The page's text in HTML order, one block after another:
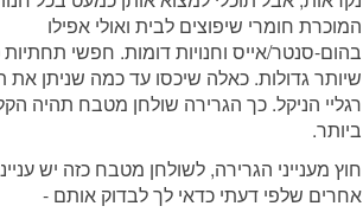
המוכרת חומרי שיפוצים לבית ואולי אפילו
בהום-סנטר/אייס וחנויות דומות. חפשי
שיותר גדולות. כאלה שיכסו עד כמה שניתן את
רגליי הניקל. כך הגרירה שולחן מטבח תהיה
ביותר.
חוץ מענייני הגרירה, לשולחן מטבח כזה יש
אחרים שלפי דעתי כדאי לך לבדוק אותם -